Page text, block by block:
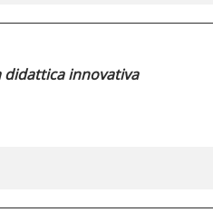
didattica innovativa